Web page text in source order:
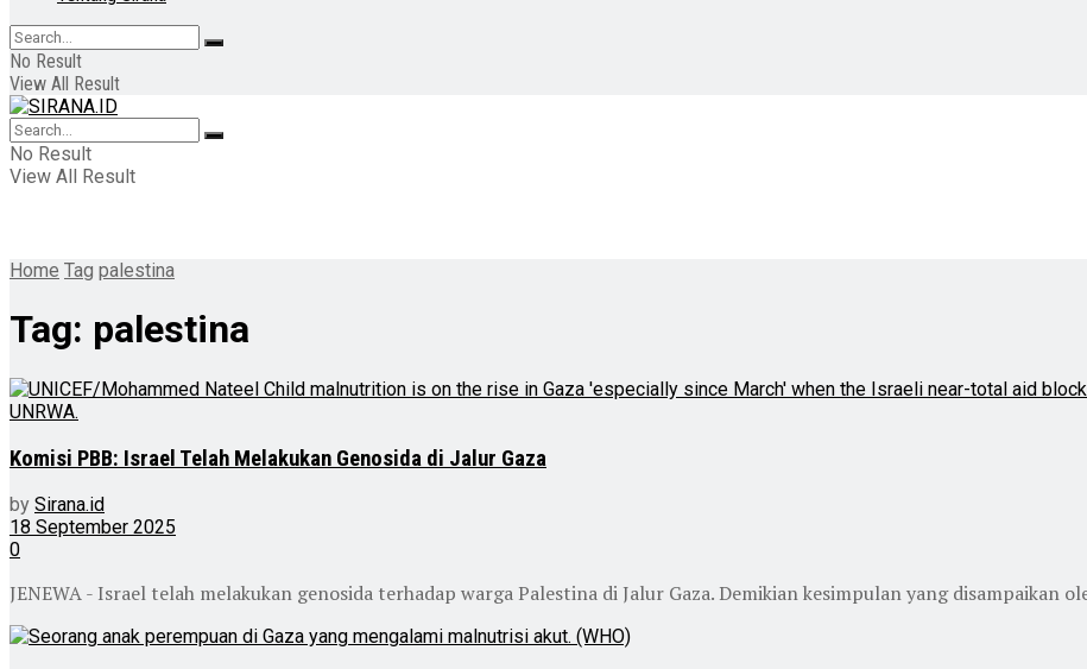
No Result
View All Result
No Result
View All Result
Home Tag palestina
Tag: palestina
Komisi PBB: Israel Telah Melakukan Genosida di Jalur Gaza
by Sirana.id
18 September 2025
0
JENEWA - Israel telah melakukan genosida terhadap warga Palestina di Jalur Gaza. Demikian kesimpulan yang disampaikan